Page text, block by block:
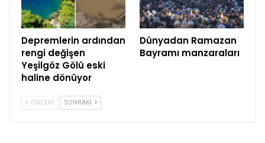
Depremlerin ardından
rengi değişen
Yeşilgöz Gölü eski
haline dönüyor
Dünyadan Ramazan
Bayramı manzaraları
ÖNCEKI SONRAKI